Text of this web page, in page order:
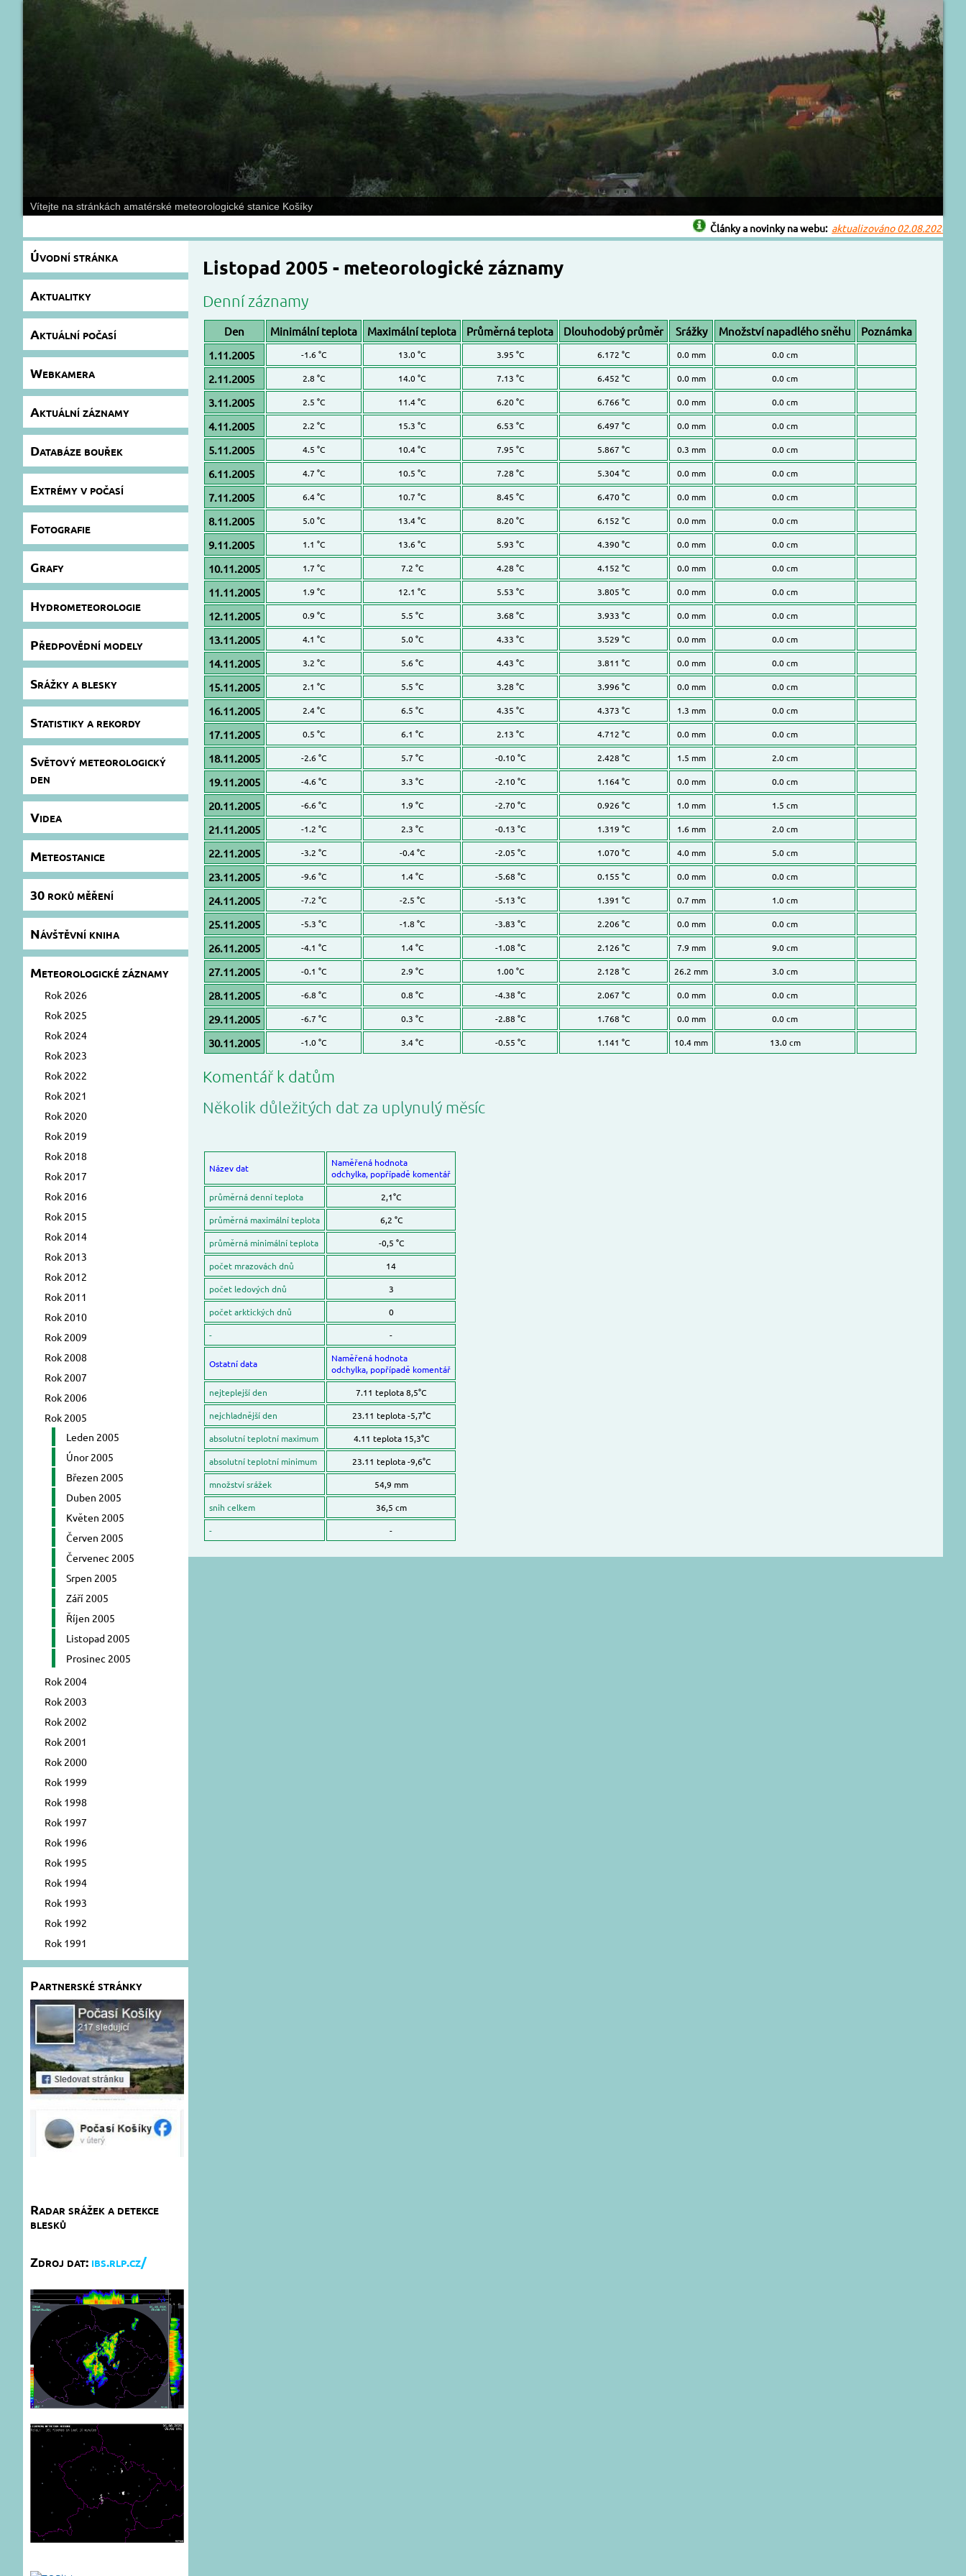
Vítejte na stránkách amatérské meteorologické stanice Košíky
Články a novinky na webu:aktualizováno 02.08.2026
Úvodní stránka
Aktualitky
Aktuální počasí
Webkamera
Aktuální záznamy
Databáze bouřek
Extrémy v počasí
Fotografie
Grafy
Hydrometeorologie
Předpovědní modely
Srážky a blesky
Statistiky a rekordy
Světový meteorologický
den
Videa
Meteostanice
30 roků měření
Návštěvní kniha
Meteorologické záznamy
Rok 2026
Rok 2025
Rok 2024
Rok 2023
Rok 2022
Rok 2021
Rok 2020
Rok 2019
Rok 2018
Rok 2017
Rok 2016
Rok 2015
Rok 2014
Rok 2013
Rok 2012
Rok 2011
Rok 2010
Rok 2009
Rok 2008
Rok 2007
Rok 2006
Rok 2005
Leden 2005
Únor 2005
Březen 2005
Duben 2005
Květen 2005
Červen 2005
Červenec 2005
Srpen 2005
Září 2005
Říjen 2005
Listopad 2005
Prosinec 2005
Rok 2004
Rok 2003
Rok 2002
Rok 2001
Rok 2000
Rok 1999
Rok 1998
Rok 1997
Rok 1996
Rok 1995
Rok 1994
Rok 1993
Rok 1992
Rok 1991
Partnerské stránky
Radar srážek a detekce
blesků
Zdroj dat: ibs.rlp.cz/
Listopad 2005 - meteorologické záznamy
Denní záznamy
Den Minimální teplota Maximální teplota Průměrná teplota Dlouhodobý průměr Srážky Množství napadlého sněhu
Poznámka
1.11.2005
-1.6 °C 13.0 °C 3.95 °C 6.172 °C 0.0 mm 0.0 cm
2.11.2005 2.8 °C 14.0 °C 7.13 °C 6.452 °C 0.0 mm 0.0 cm
3.11.2005 2.5 °C 11.4 °C 6.20 °C 6.766 °C 0.0 mm 0.0 cm
4.11.2005 2.2 °C 15.3 °C 6.53 °C 6.497 °C 0.0 mm 0.0 cm
5.11.2005 4.5 °C 10.4 °C 7.95 °C 5.867 °C 0.3 mm 0.0 cm
6.11.2005 4.7 °C 10.5 °C 7.28 °C 5.304 °C 0.0 mm 0.0 cm
7.11.2005 6.4 °C 10.7 °C 8.45 °C 6.470 °C 0.0 mm 0.0 cm
8.11.2005 5.0 °C 13.4 °C 8.20 °C 6.152 °C 0.0 mm 0.0 cm
9.11.2005 1.1 °C 13.6 °C 5.93 °C 4.390 °C 0.0 mm 0.0 cm
10.11.2005 1.7 °C 7.2 °C 4.28 °C 4.152 °C 0.0 mm 0.0 cm
11.11.2005 1.9 °C 12.1 °C 5.53 °C 3.805 °C 0.0 mm 0.0 cm
12.11.2005 0.9 °C 5.5 °C 3.68 °C 3.933 °C 0.0 mm 0.0 cm
13.11.2005 4.1 °C 5.0 °C 4.33 °C 3.529 °C 0.0 mm 0.0 cm
14.11.2005 3.2 °C 5.6 °C 4.43 °C 3.811 °C 0.0 mm 0.0 cm
15.11.2005 2.1 °C 5.5 °C 3.28 °C 3.996 °C 0.0 mm 0.0 cm
16.11.2005 2.4 °C 6.5 °C 4.35 °C 4.373 °C 1.3 mm 0.0 cm
17.11.2005 0.5 °C 6.1 °C 2.13 °C 4.712 °C 0.0 mm 0.0 cm
18.11.2005 -2.6 °C 5.7 °C -0.10 °C 2.428 °C 1.5 mm 2.0 cm
19.11.2005 -4.6 °C 3.3 °C -2.10 °C 1.164 °C 0.0 mm 0.0 cm
20.11.2005 -6.6 °C 1.9 °C -2.70 °C 0.926 °C 1.0 mm 1.5 cm
21.11.2005 -1.2 °C 2.3 °C -0.13 °C 1.319 °C 1.6 mm 2.0 cm
22.11.2005 -3.2 °C -0.4 °C -2.05 °C 1.070 °C 4.0 mm 5.0 cm
23.11.2005 -9.6 °C 1.4 °C -5.68 °C 0.155 °C 0.0 mm 0.0 cm
24.11.2005 -7.2 °C -2.5 °C -5.13 °C 1.391 °C 0.7 mm 1.0 cm
25.11.2005 -5.3 °C -1.8 °C -3.83 °C 2.206 °C 0.0 mm 0.0 cm
26.11.2005 -4.1 °C 1.4 °C -1.08 °C 2.126 °C 7.9 mm 9.0 cm
27.11.2005 -0.1 °C 2.9 °C 1.00 °C 2.128 °C 26.2 mm 3.0 cm
28.11.2005 -6.8 °C 0.8 °C -4.38 °C 2.067 °C 0.0 mm 0.0 cm
29.11.2005 -6.7 °C 0.3 °C -2.88 °C 1.768 °C 0.0 mm 0.0 cm
30.11.2005 -1.0 °C 3.4 °C -0.55 °C 1.141 °C 10.4 mm 13.0 cm
Komentář k datům
Několik důležitých dat za uplynulý měsíc
Název dat
Naměřená hodnota
odchylka, popřípadě komentář
průměrná denní teplota
2,1°C
průměrná maximální teplota
6,2 °C
průměrná minimální teplota
-0,5 °C
počet mrazovách dnů
14
počet ledových dnů
3
počet arktických dnů
0
-
-
Ostatní data
Naměřená hodnota
odchylka, popřípadě komentář
nejteplejší den
7.11 teplota 8,5°C
nejchladnější den
23.11 teplota -5,7°C
absolutní teplotní maximum
4.11 teplota 15,3°C
absolutní teplotní minimum
23.11 teplota -9,6°C
množství srážek
54,9 mm
snih celkem
36,5 cm
-
-